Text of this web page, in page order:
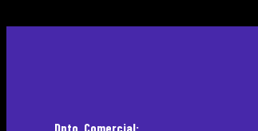
Dpto. Comercial: